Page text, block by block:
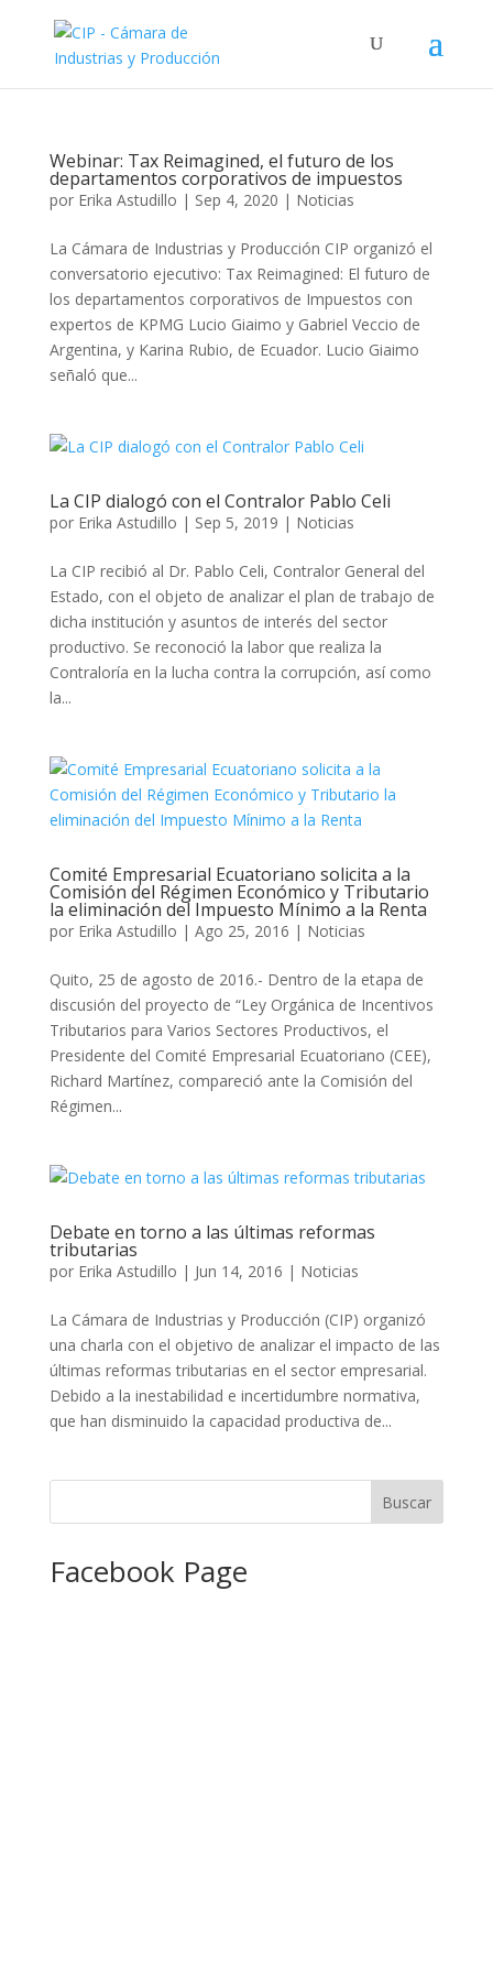
Webinar: Tax Reimagined, el futuro de los
departamentos corporativos de impuestos
por Erika Astudillo | Sep 4, 2020 | Noticias
La Cámara de Industrias y Producción CIP organizó el
conversatorio ejecutivo: Tax Reimagined: El futuro de
los departamentos corporativos de Impuestos con
expertos de KPMG Lucio Giaimo y Gabriel Veccio de
Argentina, y Karina Rubio, de Ecuador. Lucio Giaimo
señaló que...
La CIP dialogó con el Contralor Pablo Celi
por Erika Astudillo | Sep 5, 2019 | Noticias
La CIP recibió al Dr. Pablo Celi, Contralor General del
Estado, con el objeto de analizar el plan de trabajo de
dicha institución y asuntos de interés del sector
productivo. Se reconoció la labor que realiza la
Contraloría en la lucha contra la corrupción, así como
la...
Comité Empresarial Ecuatoriano solicita a la
Comisión del Régimen Económico y Tributario
la eliminación del Impuesto Mínimo a la Renta
por Erika Astudillo | Ago 25, 2016 | Noticias
Quito, 25 de agosto de 2016.- Dentro de la etapa de
discusión del proyecto de “Ley Orgánica de Incentivos
Tributarios para Varios Sectores Productivos, el
Presidente del Comité Empresarial Ecuatoriano (CEE),
Richard Martínez, compareció ante la Comisión del
Régimen...
Debate en torno a las últimas reformas
tributarias
por Erika Astudillo | Jun 14, 2016 | Noticias
La Cámara de Industrias y Producción (CIP) organizó
una charla con el objetivo de analizar el impacto de las
últimas reformas tributarias en el sector empresarial.
Debido a la inestabilidad e incertidumbre normativa,
que han disminuido la capacidad productiva de...
Facebook Page